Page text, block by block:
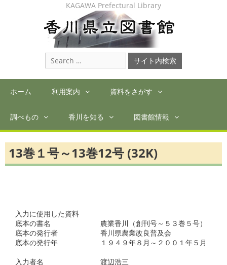
KAGAWA Prefectural Library
Search
for:
ホーム 利用案内 資料をさがす
調べもの 香川を知る 図書館情報
13巻１号～13巻12号 (32K)
入力に使用した資料
底本の書名　　　　　　　農業香川（創刊号～５３巻５号）
底本の発行者　　　　　　香川県農業改良普及会
底本の発行年　　　　　　１９４９年８月～２００１
入力者名　　　　　　　　渡辺浩三